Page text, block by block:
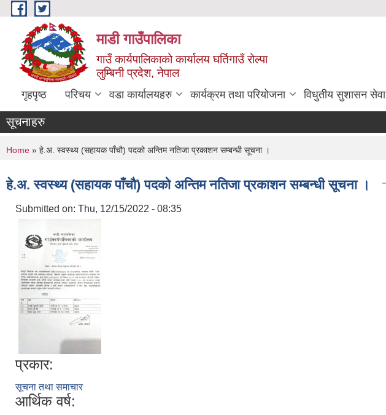
Skip to main content
माडी गाउँपालिका
गाउँ कार्यपालिकाको कार्यालय घर्तिगाउँ रोल्पा
लुम्बिनी प्रदेश, नेपाल
गृहपृष्ठ परिचय वडा कार्यालयहरु कार्यक्रम तथा परियोजना विधुतीय सुशासन सेवा
सूचनाहरु
You are here
Home » हे.अ. स्वस्थ्य (सहायक पाँचौ) पदको अन्तिम नतिजा प्रकाशन सम्बन्धी सूचना ।
हे.अ. स्वस्थ्य (सहायक पाँचौ) पदको अन्तिम नतिजा प्रकाशन सम्बन्धी सूचना ।
Submitted on: Thu, 12/15/2022 - 08:35
प्रकार:
सूचना तथा समाचार
आर्थिक वर्ष: